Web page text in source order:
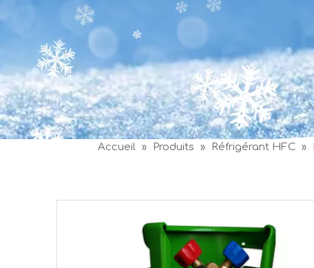
Accueil » Produits » Réfrigérant HFC »